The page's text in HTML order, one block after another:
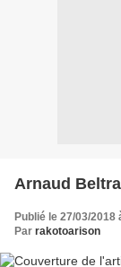
Arnaud
Publié le 27/03/2018
Par rakotoarison